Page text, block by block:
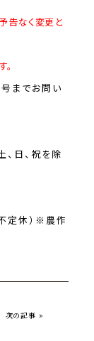
告なく変更と
までお問い
日、祝を除
定休）※農作
次の記事 »